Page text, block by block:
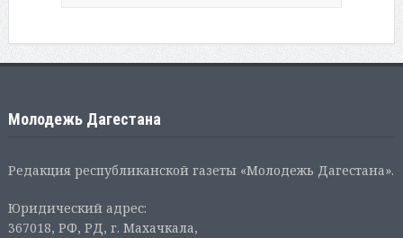
Молодежь Дагестана
Редакция республиканской газеты «Молодежь Дагестана».
Юридический адрес:
367018, РФ, РД, г. Махачкала,